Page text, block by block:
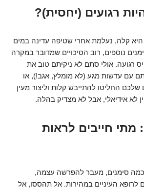
רגועים (יחסית)?
קלה, נעלמת אחרי שטיפה עדינה במים
נוספים, רוב הסיכויים שמדובר במקרה
רגועה. אולי סתם לא ניקיתם טוב את
עם עדשות מגע (לא מומלץ, אגב!), או
החליטו להתייבש קלות וליצור מעין
לא אידיאלי, אבל לא מצדיק בהלה.
מתי חייבים לראות
סימנים, מעבר להפרשה עצמה,
לרופא העיניים במהירות. אל תהססו, אל